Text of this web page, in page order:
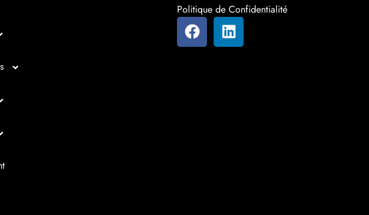
d’entreprise
bord
du jour
Politique de Confidentialité